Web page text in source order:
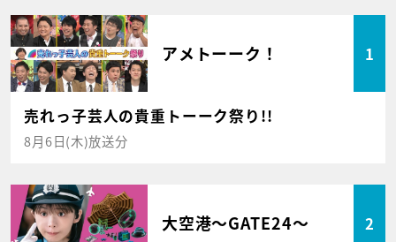
アメトーーク！ 1
売れっ子芸人の貴重トーーク祭り!!
8月6日(木)放送分
大空港～GATE24～ 2